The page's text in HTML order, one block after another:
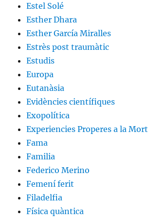
Estel Solé
Esther Dhara
Esther García Miralles
Estrès post traumàtic
Estudis
Europa
Eutanàsia
Evidències científiques
Exopolítica
Experiencies Properes a la Mort
Fama
Familia
Federico Merino
Femení ferit
Filadelfia
Física quàntica